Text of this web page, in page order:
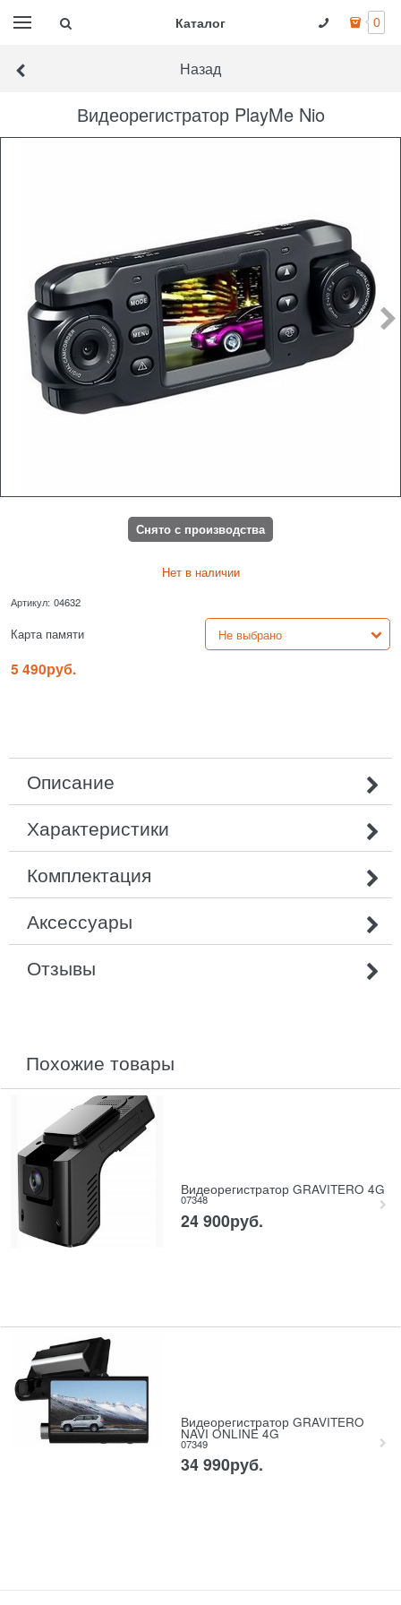
Каталог 0
Назад
Видеорегистратор PlayMe Nio
Снято с производства
Нет в наличии
Артикул: 04632
Карта памяти
5 490руб.
Описание
Характеристики
Комплектация
Аксессуары
Отзывы
похожие товары
Видеорегистратор GRAVITERO 4G
07348
24 900руб.
Видеорегистратор GRAVITERO
NAVI ONLINE 4G
07349
34 990руб.